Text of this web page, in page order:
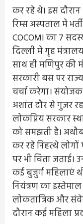
कर रहे थे। इस दौरान
रिम्स अस्पताल में
COCOMI का 7
दिल्ली में गृह
साथ ही मणिपुर की
सरकारी बस पर
चर्चा करेगा।
अशांत दौर से गुजर
लोकप्रिय सरकार
को समझती है।
कर रहे निहत्थे लोगों
पर भी चिंता जताई।
कई बुजुर्ग महिलाएं
नियंत्रण का
लोकतांत्रिक और
दौरान कई महिला